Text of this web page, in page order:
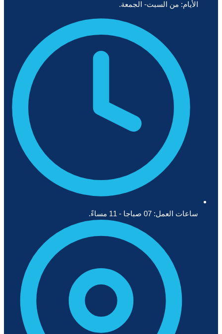
الأيام: من السبت- الجمعة.
ساعات العمل: 07 صباجا - 11 مساءً.